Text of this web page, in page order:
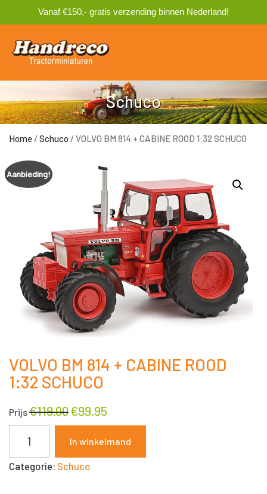
Vanaf €150,- gratis verzending binnen Nederland!
Schuco
Home /Schuco / VOLVO BM 814 + CABINE ROOD 1:32 SCHUCO
Aanbieding!
VOLVO BM 814 + CABINE ROOD
1:32 SCHUCO
Prijs€119.00€99.95
814
In winkelmand
Categorie: Schuco